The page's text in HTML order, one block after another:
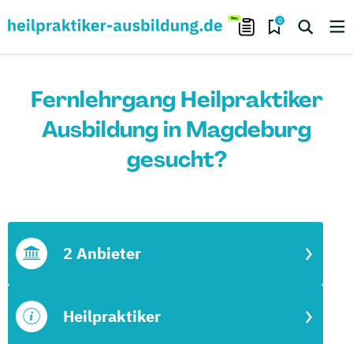
0
Fernlehrgang Heilpraktiker
Ausbildung in Magdeburg
gesucht?
Heilpraktiker
2 Anbieter